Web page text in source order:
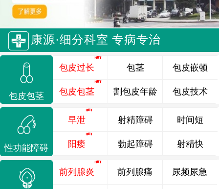
康源·细分科室 专病专治
包皮包茎
包皮过长
包皮包茎
包茎
割包皮年龄
包皮嵌顿
包皮技术
性功能障碍
早泄
阳痿
射精障碍
勃起障碍
时间短
射精快
前列腺炎 前列腺痛 尿频尿急